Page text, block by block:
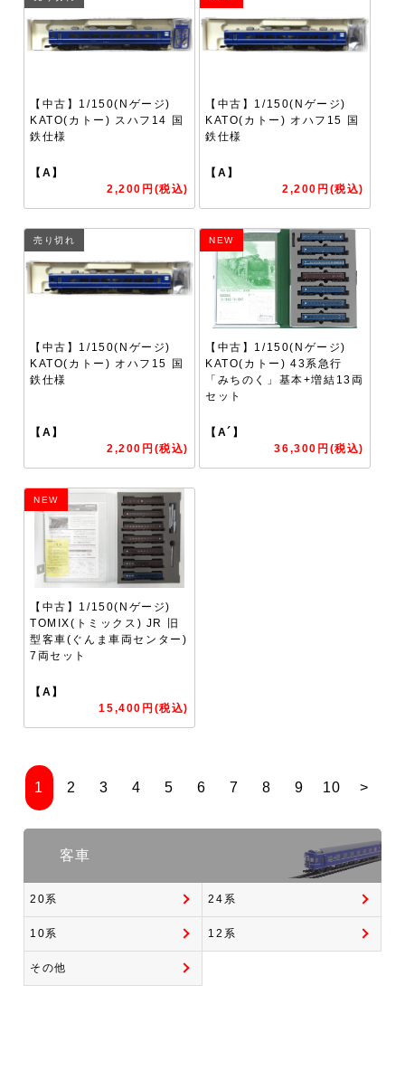
【中古】1/150(Nゲージ)
KATO(カトー) スハフ14 国
鉄仕様
【A】
2,200円(税込)
【中古】1/150(Nゲージ)
KATO(カトー) オハフ15 国
鉄仕様
【A】
2,200円(税込)
売り切れ
【中古】1/150(Nゲージ)
KATO(カトー) オハフ15 国
鉄仕様
【A】
2,200円(税込)
NEW
【中古】1/150(Nゲージ)
KATO(カトー) 43系急行
「みちのく」基本+増結13両
セット
【A´】
36,300円(税込)
NEW
【中古】1/150(Nゲージ)
TOMIX(トミックス) JR 旧
型客車(ぐんま車両センター)
7両セット
【A】
15,400円(税込)
1 2 3 4 5 6 7 8 9 10 >
客車
20系 24系
10系 12系
その他